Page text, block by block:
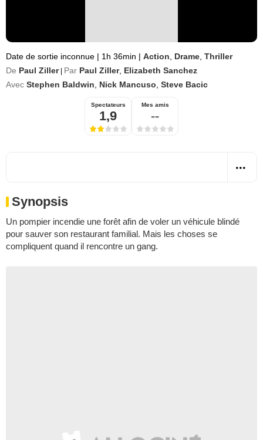
Date de sortie inconnue | 1h 36min | Action Drame Thriller
De Paul Ziller Par Paul Ziller, Elizabeth Sanchez
Avec Stephen Baldwin Nick Mancuso Steve Bacic
Spectateurs
1,9
Mes amis
--
Synopsis
Un pompier incendie une forêt afin de voler un véhicule blindé
pour sauver son restaurant familial. Mais les choses se
compliquent quand il rencontre un gang.